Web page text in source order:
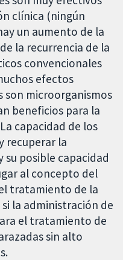
clínica (ningún
un aumento de la
la recurrencia de la
convencionales
efectos
son microorganismos
beneficios para la
capacidad de los
recuperar la
posible capacidad
al concepto del
tratamiento de la
si la administración de
el tratamiento de
sin alto